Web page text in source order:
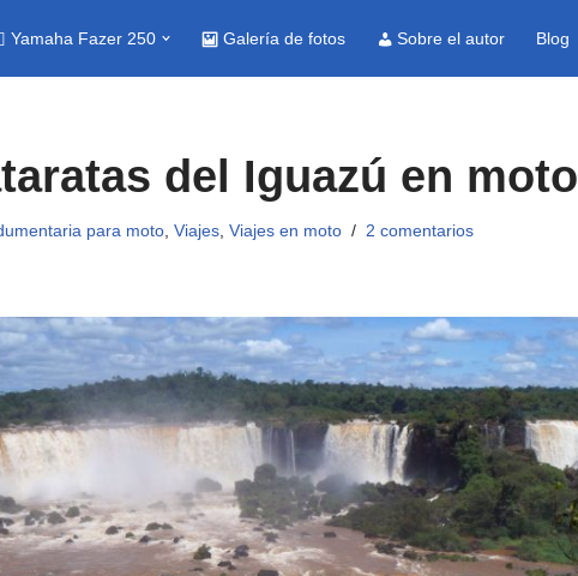
Yamaha Fazer 250 Galería de fotos Sobre el autor Blog
del Iguazú en moto
para moto Viajes Viajes en moto 2 comentarios